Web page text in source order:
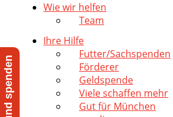
Wie wir helfen
Team
Ihre Hilfe
Futter/Sachspenden
Förderer
Geldspende
Viele schaffen mehr
Gut für München